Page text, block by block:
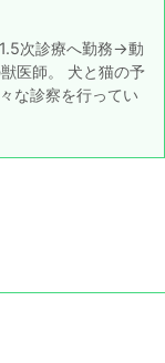
次診療へ勤務→動
医師。 犬と猫の予
な診察を行ってい